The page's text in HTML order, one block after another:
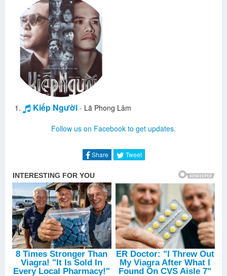
Kiếp Người - Lã Phong Lâm
Follow us on Facebook to get updates.
Share Tweet